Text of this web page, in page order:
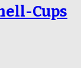
Cups